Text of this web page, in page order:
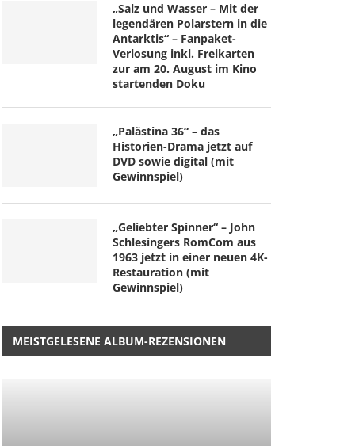
„Salz und Wasser – Mit der
legendären Polarstern in die
Antarktis“ – Fanpaket-
Verlosung inkl. Freikarten
zur am 20. August im Kino
startenden Doku
„Palästina 36“ – das
Historien-Drama jetzt auf
DVD sowie digital (mit
Gewinnspiel)
„Geliebter Spinner“ – John
Schlesingers RomCom aus
1963 jetzt in einer neuen 4K-
Restauration (mit
Gewinnspiel)
MEISTGELESENE ALBUM-REZENSIONEN